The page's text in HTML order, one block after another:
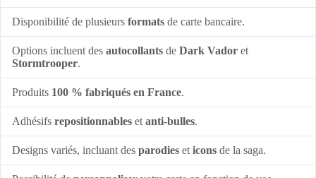
Disponibilité de plusieurs formats de carte bancaire.
Options incluent des autocollants de Dark Vador et
Stormtrooper.
Produits 100 % fabriqués en France.
Adhésifs repositionnables et anti-bulles.
Designs variés, incluant des parodies et icons de la saga.